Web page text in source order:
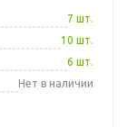
7 шт.
10 шт.
6 шт.
Нет в наличии